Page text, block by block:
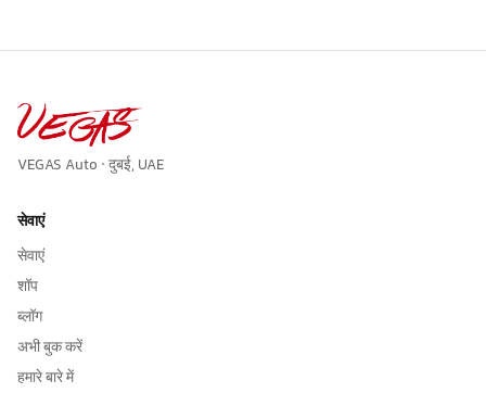
VEGAS Auto · दुबई, UAE
सेवाएं
सेवाएं
शॉप
ब्लॉग
अभी बुक करें
हमारे बारे में